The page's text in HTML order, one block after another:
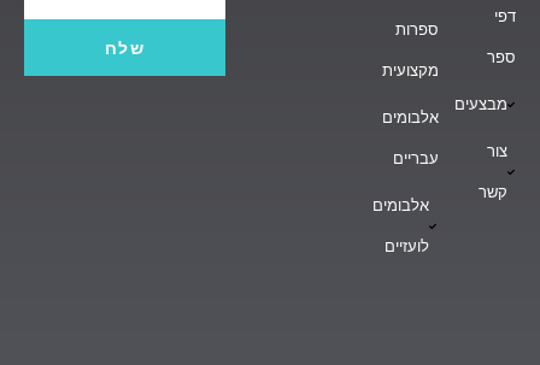
דפי
ספר
מבצעים
צור
קשר
ספרות
מקצועית
אלבומים
עבריים
אלבומים
לועזיים
שלח